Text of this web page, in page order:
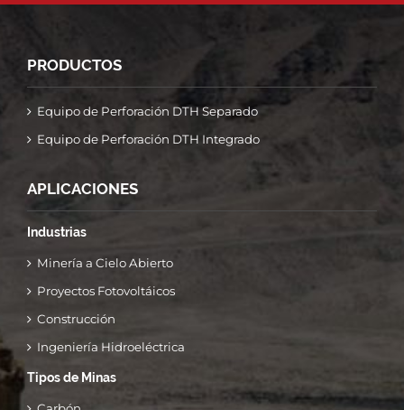
PRODUCTOS
Equipo de Perforación DTH Separado
Equipo de Perforación DTH Integrado
APLICACIONES
Industrias
Minería a Cielo Abierto
Proyectos Fotovoltáicos
Construcción
Ingeniería Hidroeléctrica
Tipos de Minas